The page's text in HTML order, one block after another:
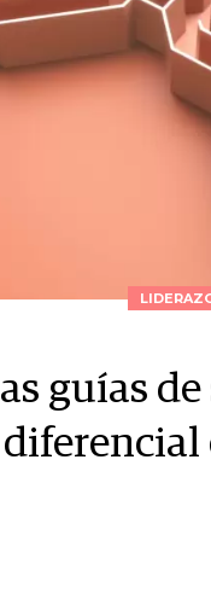
guías